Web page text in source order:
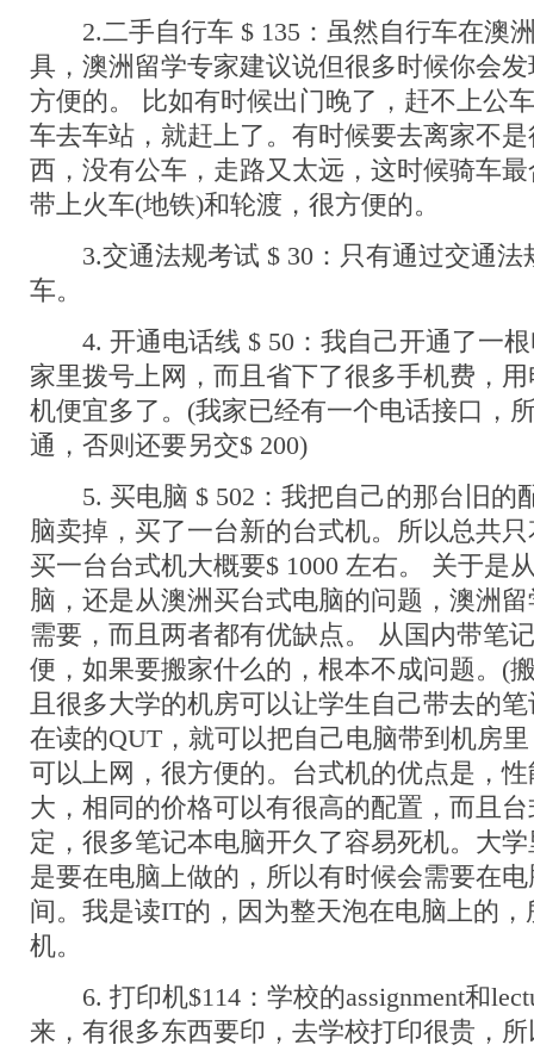
2.二手自行车 $ 135：虽然自行车在澳
具，澳洲留学专家建议说但很多时候你会
方便的。 比如有时候出门晚了，赶不上公
车去车站，就赶上了。有时候要去离家不
西，没有公车，走路又太远，这时候骑车
带上火车(地铁)和轮渡，很方便的。
3.交通法规考试 $ 30：只有通过交通法
车。
4. 开通电话线 $ 50：我自己开通了一根
家里拨号上网，而且省下了很多手机费，
机便宜多了。(我家已经有一个电话接口，
通，否则还要另交$ 200)
5. 买电脑 $ 502：我把自己的那台旧的
脑卖掉，买了一台新的台式机。所以总共
买一台台式机大概要$ 1000 左右。 关于是
脑，还是从澳洲买台式电脑的问题，澳洲
需要，而且两者都有优缺点。 从国内带笔
便，如果要搬家什么的，根本不成问题。(
且很多大学的机房可以让学生自己带去的
在读的QUT，就可以把自己电脑带到机房
可以上网，很方便的。台式机的优点是，
大，相同的价格可以有很高的配置，而且
定，很多笔记本电脑开久了容易死机。大学
是要在电脑上做的，所以有时候会需要在
间。我是读IT的，因为整天泡在电脑上的
机。
6. 打印机$114：学校的assignment和
来，有很多东西要印，去学校打印很贵，